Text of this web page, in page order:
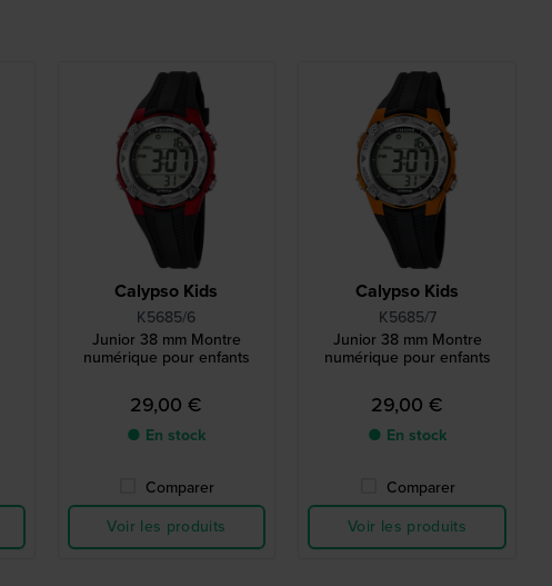
Calypso Kids
K5685/6
Junior 38 mm Montre
numérique pour enfants
29,00 €
● En stock
Comparer
Voir les produits
Calypso Kids
K5685/7
Junior 38 mm Montre
numérique pour enfants
29,00 €
● En stock
Comparer
Voir les produits